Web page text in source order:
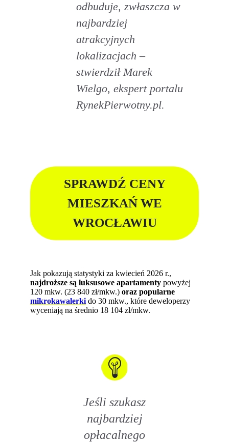
odbuduje, zwłaszcza w
najbardziej
atrakcyjnych
lokalizacjach –
stwierdził Marek
Wielgo, ekspert portalu
RynekPierwotny.pl.
SPRAWDŹ CENY
MIESZKAŃ WE
WROCŁAWIU
Jak pokazują statystyki za kwiecień 2026 r.,
najdroższe są luksusowe apartamenty powyżej
120 mkw. (23 840 zł/mkw.)oraz popularne
mikrokawalerki do 30 mkw., które deweloperzy
wyceniają na średnio 18 104 zł/mkw.
Jeśli szukasz
najbardziej
opłacalnego